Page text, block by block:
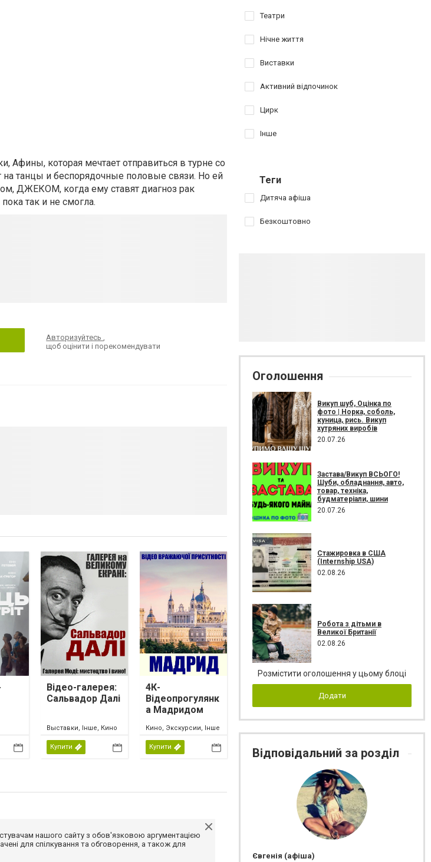
Афины, которая мечтает отправиться в турне со
танцы и беспорядочные половые связи. Но ей
ДЖЕКОМ, когда ему ставят диагноз рак
так и не смогла.
Авторизуйтесь
щоб оцінити і порекомендувати
Відео-галерея:
Сальвадор Далі
Выставки, Інше, Кино
Купити
4К-
Відеопрогулянк
а Мадридом
Кино, Экскурсии, Інше
Купити
нашого сайту з обов'язковою аргументацією
для спілкування та обговорення, а також для
Театри
Нічне життя
Виставки
Активний відпочинок
Цирк
Інше
Теги
Дитяча афіша
Безкоштовно
Оголошення
Викуп шуб, Оцінка по
фото | Норка, соболь,
куница, рись. Викуп
хутряних виробів
20.07.26
Застава/Викуп ВСЬОГО!
Шуби, обладнання, авто,
товар, техніка,
будматеріали, шини
20.07.26
Стажировка в США
(Internship USA)
02.08.26
Робота з дітьми в
Великої Британії
02.08.26
Розмістити оголошення у цьому блоці
Додати
Відповідальний за розділ
Євгенія (афіша)